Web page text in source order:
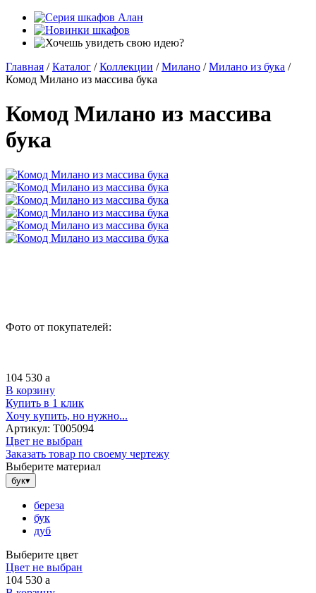
Главная / Каталог / Коллекции / Милано / Милано из бука /
Комод Милано из массива бука
Комод Милано из массива
бука
Фото от покупателей:
104 530 a
В корзину
Купить в 1 клик
Хочу купить, но нужно...
Артикул: Т005094
Цвет не выбран
Заказать товар по своему чертежу
Выберите материал
бук▾
береза
бук
дуб
Выберите цвет
Цвет не выбран
104 530 a